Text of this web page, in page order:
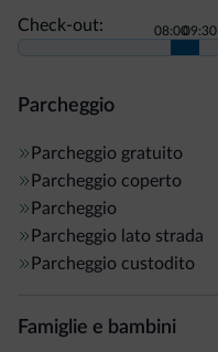
Check-out: 08:0009:30
Parcheggio
Parcheggio gratuito
Parcheggio coperto
Parcheggio
Parcheggio lato strada
Parcheggio custodito
Famiglie e bambini